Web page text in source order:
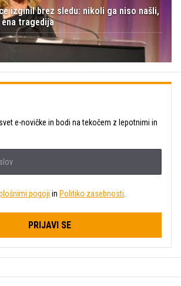
izginil brez sledu: nikoli ga niso našli,
tragedija
e-novičke in bodi na tekočem z lepotnimi in
pogoji in Politiko zasebnosti
PRIJAVI SE